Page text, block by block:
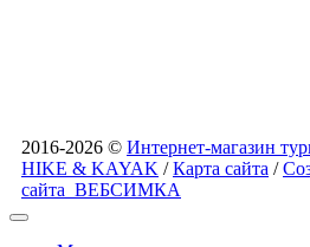
2016-2026 © Интернет-магазин
HIKE & KAYAK /Карта сайта /
сайта ВЕБСИМКА